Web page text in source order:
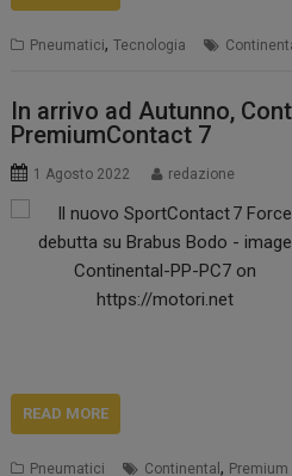
Pneumatici,Tecnologia
In arrivo ad Autunno,
PremiumContact 7
1 Agosto 2022 redazione
READ MORE
Pneumatici Continental,